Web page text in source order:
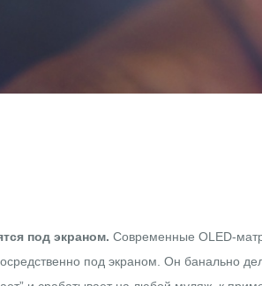
под экраном. Современные OLED-
под экраном. Он банально